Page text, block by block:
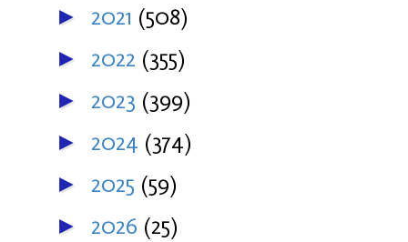
► 2021 (508)
► 2022 (355)
► 2023 (399)
► 2024 (374)
► 2025 (59)
► 2026 (25)